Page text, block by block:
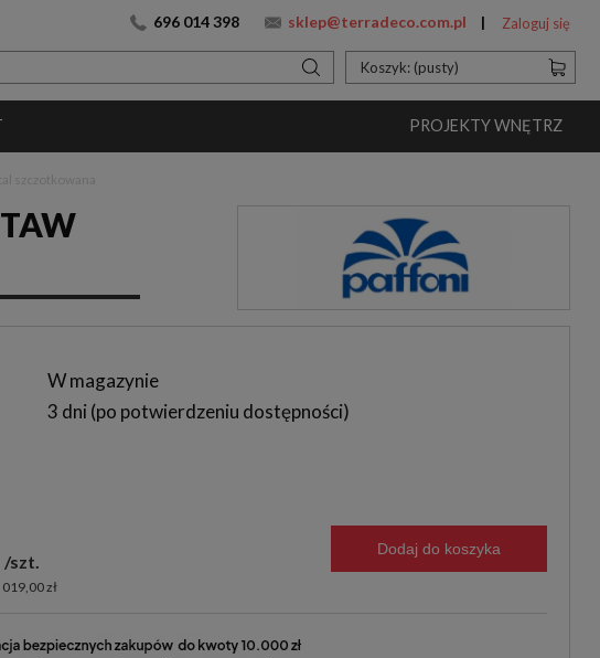
696 014 398 sklep@terradeco.com.pl Zaloguj się
Koszyk: (pusty)
PROJEKTY WNĘTRZ
W magazynie
3 dni
szt.
zł
Dodaj do koszyka